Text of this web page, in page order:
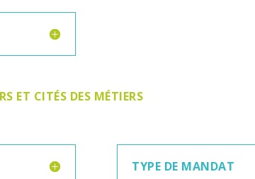
ET CITÉS DES MÉTIERS
TYPE DE MANDAT